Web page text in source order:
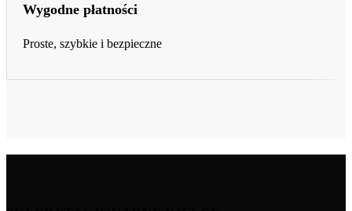
Wygodne płatności
Proste, szybkie i bezpieczne